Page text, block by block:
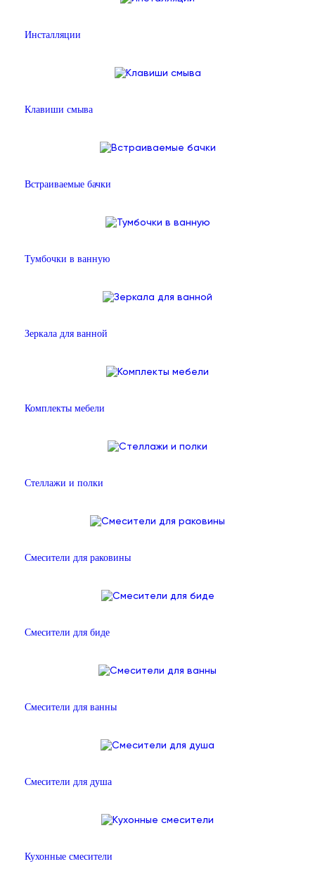
Инсталляции
Клавиши смыва
Встраиваемые бачки
Тумбочки в ванную
Зеркала для ванной
Комплекты мебели
Стеллажи и полки
Смесители для раковины
Смесители для биде
Смесители для ванны
Смесители для душа
Кухонные смесители